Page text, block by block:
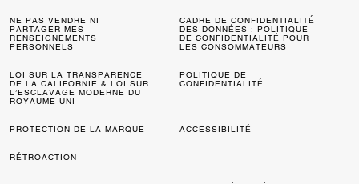
NE PAS VENDRE NI
PARTAGER MES
RENSEIGNEMENTS
PERSONNELS
CADRE DE CONFIDENTIALITÉ
DES DONNÉES : POLITIQUE
DE CONFIDENTIALITÉ POUR
LES CONSOMMATEURS
LOI SUR LA TRANSPARENCE
DE LA CALIFORNIE & LOI SUR
L’ESCLAVAGE MODERNE DU
ROYAUME UNI
POLITIQUE DE
CONFIDENTIALITÉ
PROTECTION DE LA MARQUE ACCESSIBILITÉ
RÉTROACTION